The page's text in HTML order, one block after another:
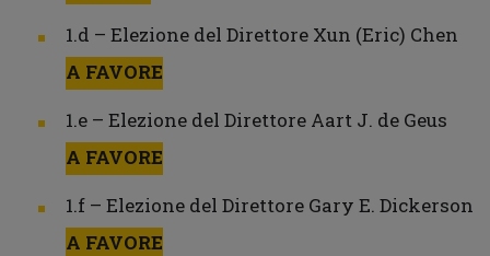
1.d – Elezione del Direttore Xun (Eric) Chen
A FAVORE
1.e – Elezione del Direttore Aart J. de Geus
A FAVORE
1.f – Elezione del Direttore Gary E. Dickerson
A FAVORE